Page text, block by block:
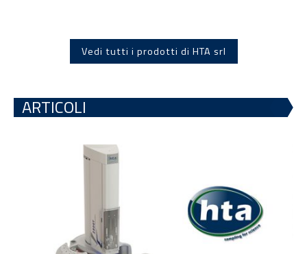
Vedi tutti i prodotti di HTA srl
ARTICOLI